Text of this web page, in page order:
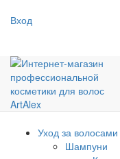
Вход
Уход за волосами
Шампуни